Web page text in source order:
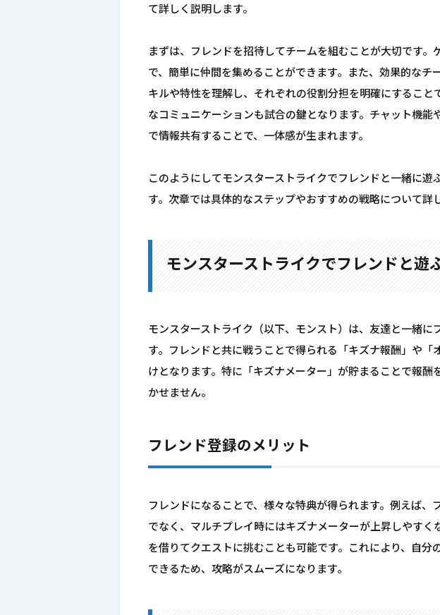
て詳しく説明します。
まずは、フレンドを招待してチームを組むことが大切です。
で、簡単に仲間を集めることができます。また、効果的なチ
キルや特性を理解し、それぞれの役割分担を明確にすること
なコミュニケーションも試合の鍵となります。チャット機能
で情報共有することで、一体感が生まれます。
このようにしてモンスターストライクでフレンドと一緒に遊
す。次章では具体的なステップやおすすめの戦略について詳
モンスターストライクでフレンドと遊
モンスターストライク（以下、モンスト）は、友達と一緒に
す。フレンドと共に戦うことで得られる「キズナ報酬」や「
けとなります。特に「キズナメーター」が貯まることで報酬
かせません。
フレンド登録のメリット
フレンドになることで、様々な特典が得られます。例えば、
でなく、マルチプレイ時にはキズナメーターが上昇しやすく
を借りてクエストに挑むことも可能です。これにより、自分
できるため、攻略がスムーズになります。